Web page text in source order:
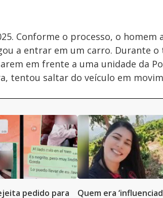
Conforme o processo, o homem
a entrar em um carro. Durante
em frente a uma unidade da
tentou saltar do veículo em
pedido para
Quem era